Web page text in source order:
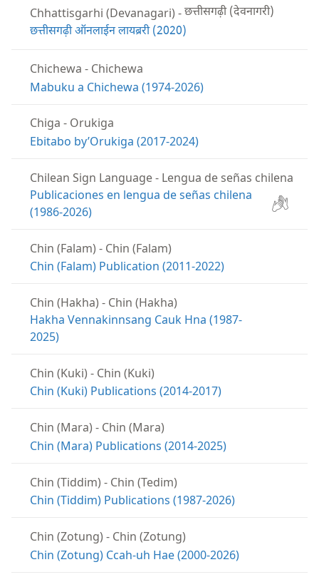
Chhattisgarhi (Devanagari) -छत्तीसगढ़ी (देवनागरी)
छत्तीसगढ़ी ऑनलाईन लायब्ररी (2020)
Chichewa - Chichewa
Mabuku a Chichewa (1974-2026)
Chiga - Orukiga
Ebitabo by’Orukiga (2017-2024)
Chilean Sign Language- Lengua de señas chilena
Publicaciones en lengua de señas chilena
(1986-2026)
Chin (Falam) - Chin (Falam)
Chin (Falam) Publication (2011-2022)
Chin (Hakha) - Chin (Hakha)
Hakha Vennakinnsang Cauk Hna (1987-
2025)
Chin (Kuki) - Chin (Kuki)
Chin (Kuki) Publications (2014-2017)
Chin (Mara) - Chin (Mara)
Chin (Mara) Publications (2014-2025)
Chin (Tiddim) - Chin (Tedim)
Chin (Tiddim) Publications (1987-2026)
Chin (Zotung) - Chin (Zotung)
Chin (Zotung) Ccah-uh Hae (2000-2026)